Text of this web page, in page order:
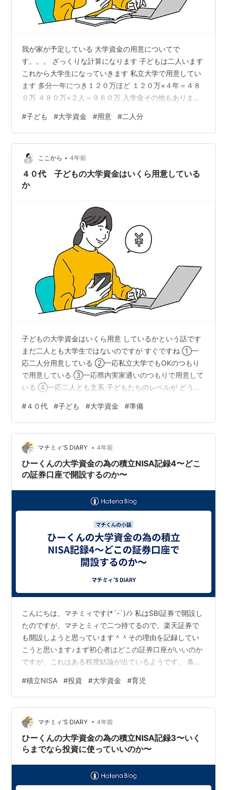
我が家が予定している 大学資金の用意についてで
す。。。 ざっくりな計算になります 子どもは二人います
これから大学生になっていきます 私立大学で用意してい
ます 多分一年につき１２０万ほど １２０万×４年＝４８
０万 ４８０万×２人＝９６０万 入学金その他もあります
預金 ６００万 子ども用学資下の子 ２４０万 親からの支
度金 一人１００万 計２００万 合計して １０４０万 一応
今のところ これらを使う予定です 子どもは県外は受験し
ない予定です 二人とも県内の大学を受けます 家から通え
る、、、かなぁ まぁ 今も早起きなので 何とかなるかと
思いま…
#子ども #大学資金 #用意 #二人分
ここから • 4年前
４０代 子どもの大学資金はいくら用意している
か
子どもの大学資金はいくら用意 しているかという話です
まだ二人とも大学生ではないのですが すぐですね ①一
応二人分用意している ②一応私立大学でもOKのつもり
で用意している ③一応県内実家通いのつもりで用意して
いる ④一応二人とも文系 子どもたちのレベルが どうな
いいのかなぁって 色々案を考えていたのですが 県外のこ
とも用意していましたね 海外の何年かも考えていたので
すが 全てはこのコロナが色々なことを 変えていきました
ね。。。 あとは本人たちの気持ちも少しずつ 形が見えて
きたというところもあり 意思も含まれています 〇預金６
００万 ３００万…
#４０代 #子ども #大学資金 #準備
マチミィ'S DIARY • 4年前
ひーくんの大学資金の為の積立NISA記録4〜どこ
の証券口座で開設するのか〜
こんにちは、マチミィです(*´-`)ﾉｼ 私はSBI証券で開設し
たのですが、マチとミィで二つ持てるので、楽天証券で
も開設しようと思っています＾＾その理由を記録してい
こうと思います♪まず初心者はどこの証券口座がいいのか
ですが、これはある程度結論が出ているようです。 条件
とは、『積立NISAに対応していること』と『投資先が多
いこと』というのが並んでいましたが、 積立NISAに対応
していないことってあるのかしら(･_･;？ という疑問と、
積立NISAって投資先限られていなかったっけ(･_･;？ とい
う疑問が出ましたが、考えることをやめましたｗ …
#積立NISA #投資 #大学資金 #育児
マチミィ'S DIARY • 4年前
ひーくんの大学資金の為の積立NISA記録3〜いく
らまでなら投資に使っていいのか〜